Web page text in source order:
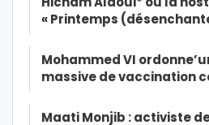
« Printemps
Mohammed VI
massive de vaccination
Maati Monjib : activiste